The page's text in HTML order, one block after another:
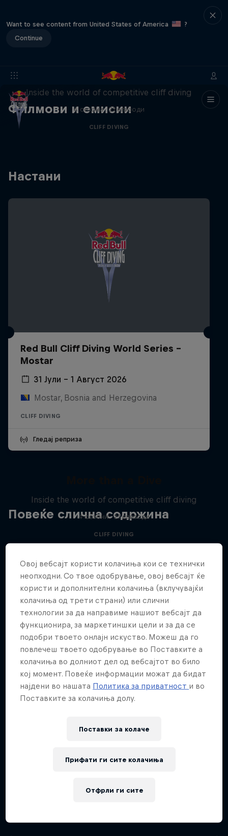
Want to see content from United States of America
?
Continue
Филмови и емисии
More than a Dive
Inside the world of competitive cliff diving
4 сезони · 21 епизоди
CLIFF DIVING
Настани
Red Bull Cliff Diving World Series -
Mostar
31 Јули – 1 Август 2026
Mostar, Bosnia and Herzegovina
CLIFF DIVING
Гледај реприза
Повеќе слична содржина
Inside the world of competitive cliff diving
4 сезони · 21 епизоди
CLIFF DIVING
Овој вебсајт користи колачиња кои се технички
неопходни. Со твое одобрување, овој вебсајт ќе
користи и дополнителни колачиња (вклучувајќи
колачиња од трети страни) или слични
технологии за да направиме нашиот вебсајт да
функционира, за маркетиншки цели и за да се
подобри твоето онлајн искуство. Можеш да го
повлечеш твоето одобрување во Поставките а
колачиња во долниот дел од вебсајтот во било
кој момент. Повеќе информации можат да бидат
најдени во нашата Политика за приватност и во
Поставките за колачиња долу.
Поставки за колачe
Отфрли ги сите
Прифати ги сите колачиња